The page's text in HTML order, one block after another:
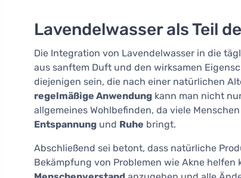
Lavendelwasser als Teil
Die Integration von Lavendelwasser in die
aus sanftem Duft und den wirksamen
diejenigen sein, die nach einer natürlichen
regelmäßige Anwendung kann man nicht
allgemeines Wohlbefinden, da viele
Entspannung und Ruhe bringt.
Abschließend sei betont, dass natürliche
Bekämpfung von Problemen wie Akne